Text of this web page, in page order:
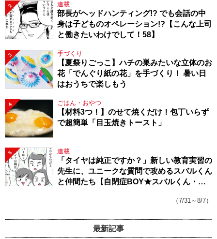
2 連載
部長がヘッドハンティング!? でも会話の中
身は子どものオペレーション!?【こんな上司
と働きたいわけでして！58】
3 手づくり
【夏祭りごっこ】ハチの巣みたいな立体のお
花「でんぐり紙の花」を手づくり！ 暑い日
はおうちで楽しもう
4 ごはん・おやつ
【材料3つ！】のせて焼くだけ！包丁いらず
で超簡単「目玉焼きトースト」
5 連載
「タイヤは純正ですか？」新しい教育実習の
先生に、ユニークな質問で攻めるスバルくん
と仲間たち【自閉症BOY★スバルくん・
（7/31～8/7）
最新記事